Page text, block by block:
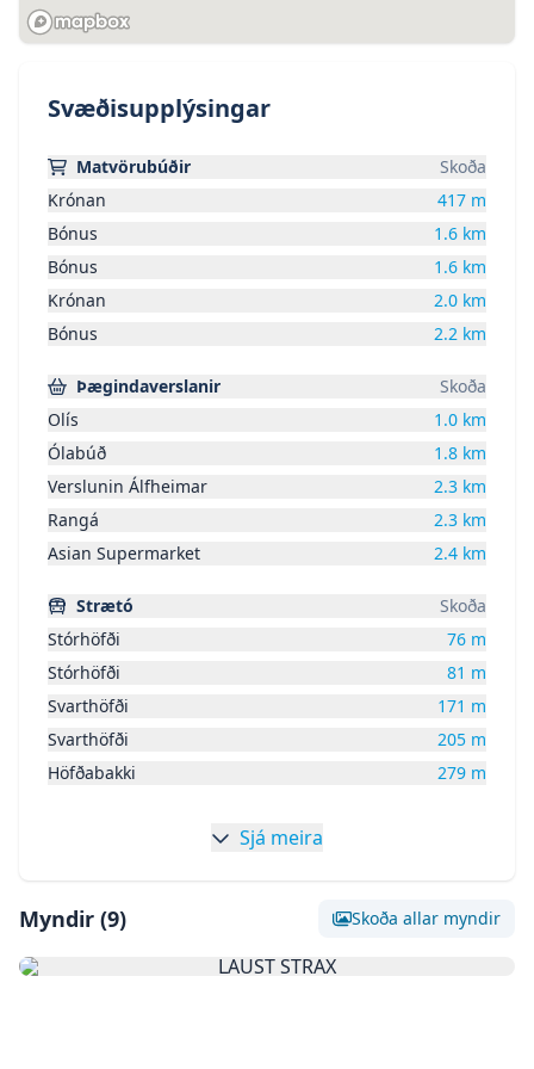
Svæðisupplýsingar
Matvörubúðir
Skoða
Krónan
417 m
Bónus
1.6 km
Bónus
1.6 km
Krónan
2.0 km
Bónus
2.2 km
Þægindaverslanir
Skoða
Olís
1.0 km
Ólabúð
1.8 km
Verslunin Álfheimar
2.3 km
Rangá
2.3 km
Asian Supermarket
2.4 km
Strætó
Skoða
Stórhöfði
76 m
Stórhöfði
81 m
Svarthöfði
171 m
Svarthöfði
205 m
Höfðabakki
279 m
Sjá meira
Myndir (9) Skoða allar myndir
Skoða stóra mynd af: